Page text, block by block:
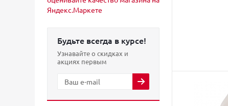
Будьте всегда в курсе!
Узнавайте о скидках и
акциях первым